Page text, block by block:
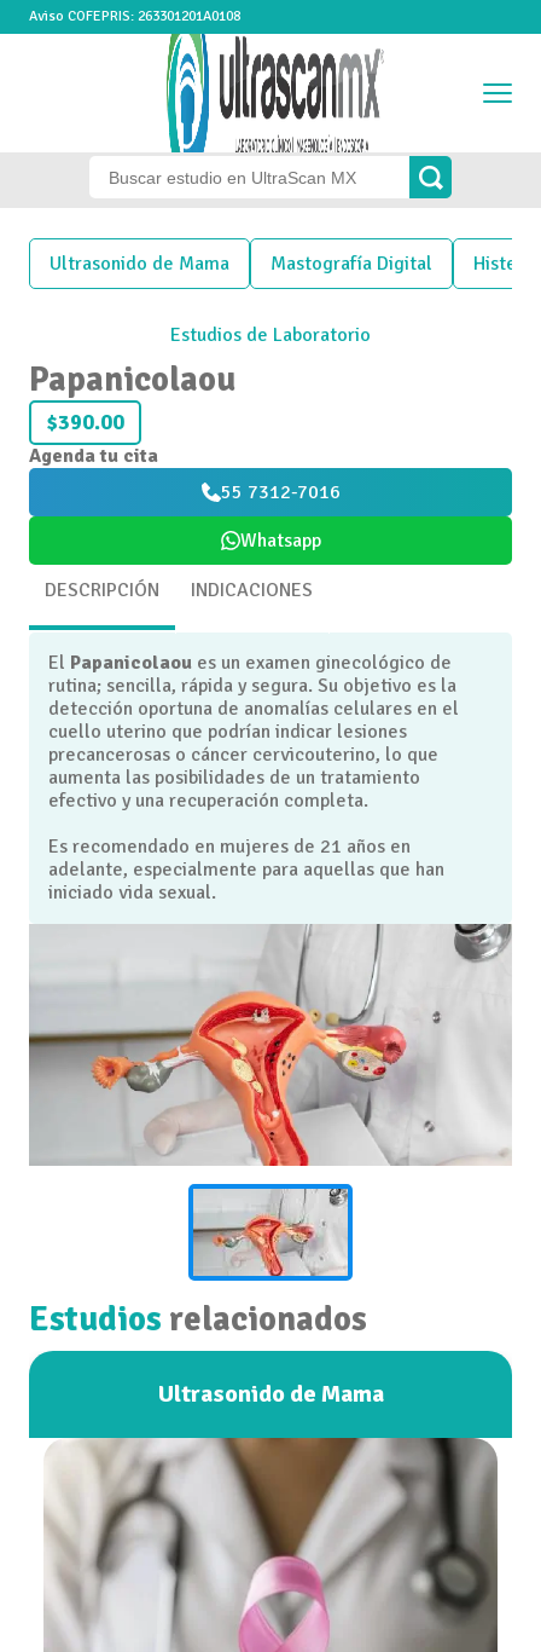
Aviso COFEPRIS: 263301201A0108
Ultrasonido de Mama Mastografía Digital
Estudios de Laboratorio
Papanicolaou
$390.00
Agenda tu cita
55 7312-7016
Whatsapp
DESCRIPCIÓN INDICACIONES
El Papanicolaou es un examen ginecológico de
rutina; sencilla, rápida y segura. Su objetivo es la
detección oportuna de anomalías celulares en el
cuello uterino que podrían indicar lesiones
precancerosas o cáncer cervicouterino, lo que
aumenta las posibilidades de un tratamiento
efectivo y una recuperación completa.
Es recomendado en mujeres de 21 años en
adelante, especialmente para aquellas que han
iniciado vida sexual.
Estudios relacionados
Ultrasonido de Mama